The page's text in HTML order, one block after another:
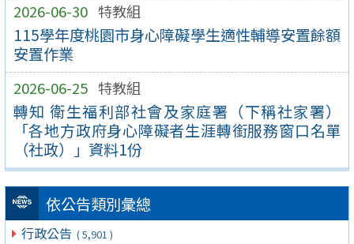
2026-06-30 特教組
115學年度桃園市身心障礙學生適性輔導安置餘額
安置作業
2026-06-25 特教組
轉知 衛生福利部社會及家庭署（下稱社家署）
「各地方政府身心障礙者生涯轉銜服務窗口名單
（社政）」資料1份
依公告類別彙總
行政公告 ( 5,901 )